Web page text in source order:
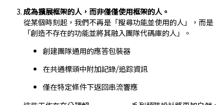
成為擴展框架的人，而非僅僅使用框架的人。
從某個時刻起，我們不再是「搜尋功能並使用的人」，而是
「創造不存在的功能並將其融入團隊代碼庫的人」。
創建團隊通用的應答包裝器
在共通標頭中附加記錄/追踪資訊
僅在特定條件下返回串流響應